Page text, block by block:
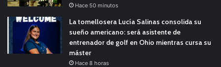
Hace 50 minutos
La tomellosera Lucía Salinas consolida su
sueño americano: será asistente de
entrenador de golf en Ohio mientras cursa su
máster
Hace 8 horas